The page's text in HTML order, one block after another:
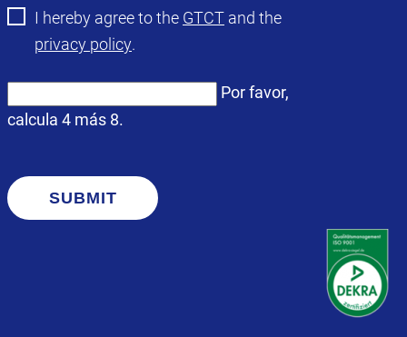
I hereby agree to the GTCT and the
privacy policy.
Por favor,
calcula 4 más 8.
SUBMIT